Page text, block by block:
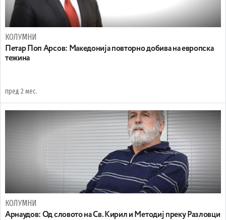
КОЛУМНИ
Петар Поп Арсов: Македонија повторно добива на европска
тежина
пред 2 мес.
КОЛУМНИ
Арнаудов: Од словото на Св. Кирил и Методиј преку Разловци